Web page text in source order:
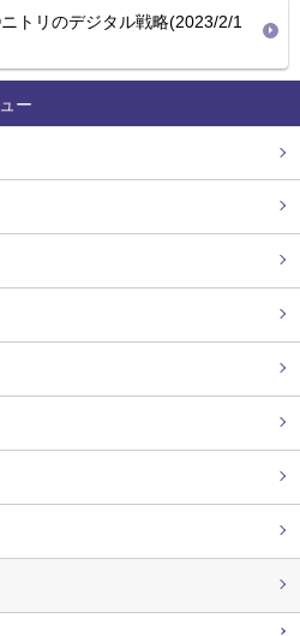
トリのデジタル戦略(2023/2/1